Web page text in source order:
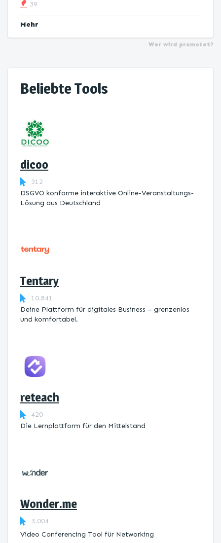
39
Mehr
Wer wird promotet?
Beliebte Tools
dicoo
312
DSGVO konforme interaktive Online-Veranstaltungs-
Lösung aus Deutschland
Tentary
10.841
Deine Plattform für digitales Business – grenzenlos
und komfortabel.
reteach
420
Die Lernplattform ​für den Mittelstand
Wonder.me
3.004
Video Conferencing Tool für Networking